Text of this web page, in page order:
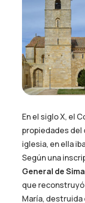
En el siglo X, el
propiedades del
iglesia, en ella
Según una
General de
que
María, destruida